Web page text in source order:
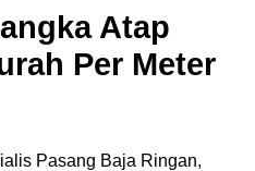
Atap
Per Meter
Pasang Baja Ringan,